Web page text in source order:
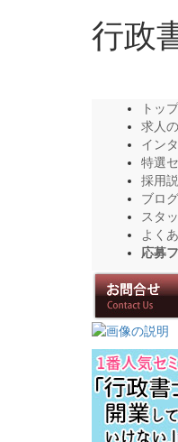
行政
トップ
求人
イン
特選
採用
ブログ
スタ
よく
応募